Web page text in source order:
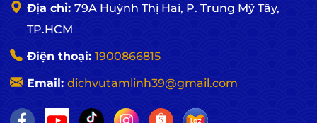
Địa chỉ: 79A Huỳnh Thị Hai, P. Trung Mỹ Tây,
TP.HCM
Điện thoại: 1900866815
Email: dichvutamlinh39@gmail.com